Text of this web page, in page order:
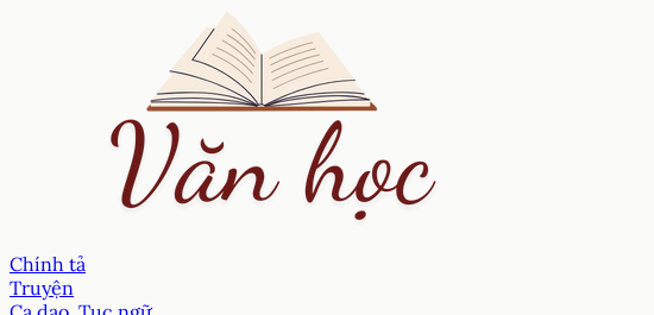
Chính tả
Truyện